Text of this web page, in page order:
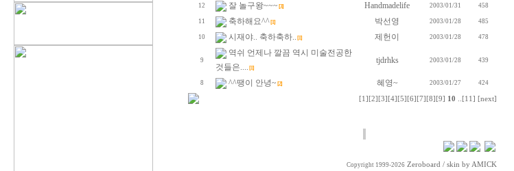
12 잘 놀구왕~~~ [3] Handmadelife 2003/01/31 458
11 축하해요^^ [1] 박선영 2003/01/28 485
10 시재야.. 축하축하.. [1] 제헌이 2003/01/28 478
9
역쉬 언제나 깔끔 역시 미술전공한
것들은.... [1]
tjdrhks 2003/01/28 439
8 ^^땡이 안녕~ [2] 혜영~ 2003/01/27 424
[1] [2] [3] [4] [5] [6] [7] [8] [9] 10 [11] [next]
Copyright 1999-2026 Zeroboard / skin by AMICK